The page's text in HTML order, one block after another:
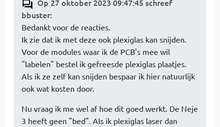
Op 27 oktober 2023 09:47:45 schreef
bbuster:
Bedankt voor de reacties.
Ik zie dat ik met deze ook plexiglas kan snijden.
Voor de modules waar ik de PCB's mee wil
"labelen" bestel ik gefreesde plexiglas plaatjes.
Als ik ze zelf kan snijden bespaar ik hier natuurlijk
ook wat kosten door.
Nu vraag ik me wel af hoe dit goed werkt. De Neje
3 heeft geen "bed". Als ik plexiglas laser dan